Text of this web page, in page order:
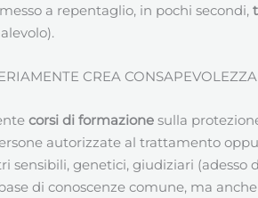
a repentaglio, in pochi secondi,
CREA
corsi di formazione sulla
autorizzate al trattamento
sensibili, genetici, giudiziari
di conoscenze comune, ma